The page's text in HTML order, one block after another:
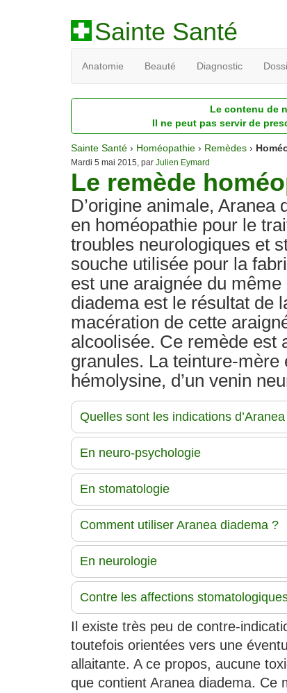
Sainte Santé
Anatomie Beauté Diagnostic
Le contenu de
Il ne peut pas servir de
Sainte Santé › Homéopathie › Remèdes ›
Mardi 5 mai 2015, par Julien Eymard
Le remède
D’origine animale, Aranea
en homéopathie pour le
troubles neurologiques et
souche utilisée pour la
est une araignée du
diadema est le résultat de
macération de cette
alcoolisée. Ce remède est
granules. La teinture-mère
hémolysine, d’un venin
Quelles sont les indications
En neuro-psychologie
En stomatologie
Comment utiliser Aranea diadema ?
En neurologie
Contre les affections
Il existe très peu de contre-
toutefois orientées vers une
allaitante. A ce propos, aucune
que contient Aranea diadema. Ce